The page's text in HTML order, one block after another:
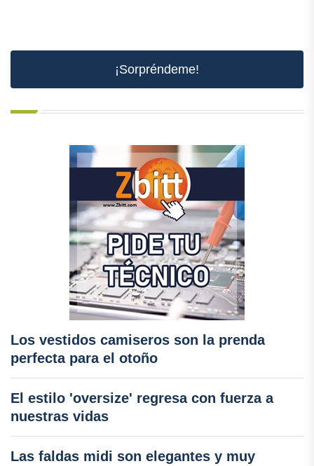
¡Sorpréndeme!
Los vestidos camiseros son la prenda
perfecta para el otoño
El estilo 'oversize' regresa con fuerza a
nuestras vidas
Las faldas midi son elegantes y muy